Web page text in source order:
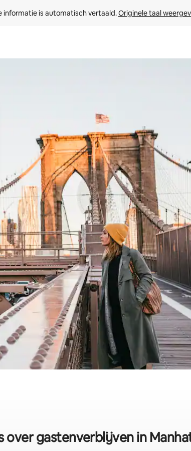
informatie is automatisch vertaald. Originele taal
je de pijltjestoetsen omhoog en omlaag, óf door te
over gastenverblijven in